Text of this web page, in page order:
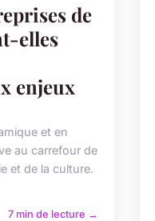
de
elles
enjeux
et en
au carrefour de
et de la culture.
7 min de lecture →